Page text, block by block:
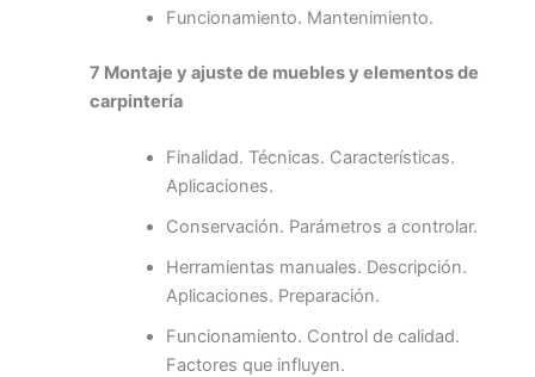
Funcionamiento. Mantenimiento.
7 Montaje y ajuste de muebles y elementos de
carpintería
Finalidad. Técnicas. Características.
Aplicaciones.
Conservación. Parámetros a controlar.
Herramientas manuales. Descripción.
Aplicaciones. Preparación.
Funcionamiento. Control de calidad.
Factores que influyen.